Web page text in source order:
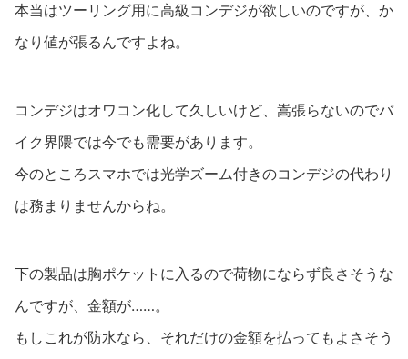
本当はツーリング用に高級コンデジが欲しいのですが、か
なり値が張るんですよね。
コンデジはオワコン化して久しいけど、嵩張らないのでバ
イク界隈では今でも需要があります。
今のところスマホでは光学ズーム付きのコンデジの代わり
は務まりませんからね。
下の製品は胸ポケットに入るので荷物にならず良さそうな
んですが、金額が……。
もしこれが防水なら、それだけの金額を払ってもよさそう